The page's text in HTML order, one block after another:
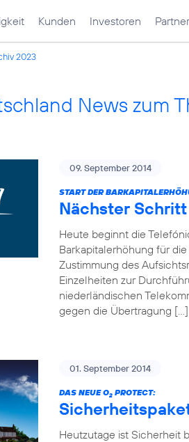
Kunden Investoren Partner
2023
News zum
09. September 2014
START DER
Nächster
Heute beginnt die
Barkapitalerhöhung für
Zustimmung des
Einzelheiten zur
niederländischen
gegen die Übertragung […]
01. September 2014
DAS NEUE O2 PROTECT:
Heutzutage ist Sicherheit